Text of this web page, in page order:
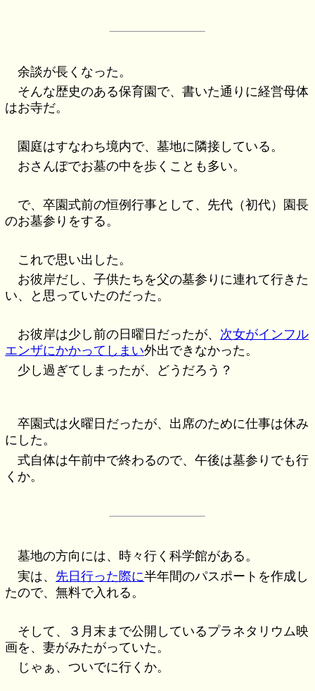
余談が長くなった。
そんな歴史のある保育園で、書いた通りに経営母体
はお寺だ。
園庭はすなわち境内で、墓地に隣接している。
おさんぽでお墓の中を歩くことも多い。
で、卒園式前の恒例行事として、先代（初代）園長
のお墓参りをする。
これで思い出した。
お彼岸だし、子供たちを父の墓参りに連れて行きた
い、と思っていたのだった。
お彼岸は少し前の日曜日だったが、 次女がインフル
エンザにかかってしまい外出できなかった。
少し過ぎてしまったが、どうだろう？
卒園式は火曜日だったが、出席のために仕事は休み
にした。
式自体は午前中で終わるので、午後は墓参りでも行
くか。
墓地の方向には、時々行く科学館がある。
実は、 先日行った際に半年間のパスポートを作成し
たので、無料で入れる。
そして、３月末まで公開しているプラネタリウム映
画を、妻がみたがっていた。
じゃぁ、ついでに行くか。